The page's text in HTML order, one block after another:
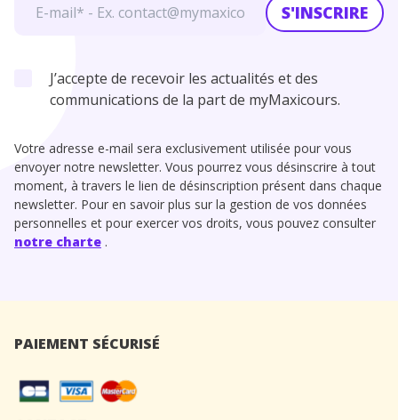
S'INSCRIRE
J’accepte de recevoir les actualités et des
communications de la part de myMaxicours.
Votre adresse e-mail sera exclusivement utilisée pour vous
envoyer notre newsletter. Vous pourrez vous désinscrire à tout
moment, à travers le lien de désinscription présent dans chaque
newsletter. Pour en savoir plus sur la gestion de vos données
personnelles et pour exercer vos droits, vous pouvez consulter
notre charte .
PAIEMENT SÉCURISÉ